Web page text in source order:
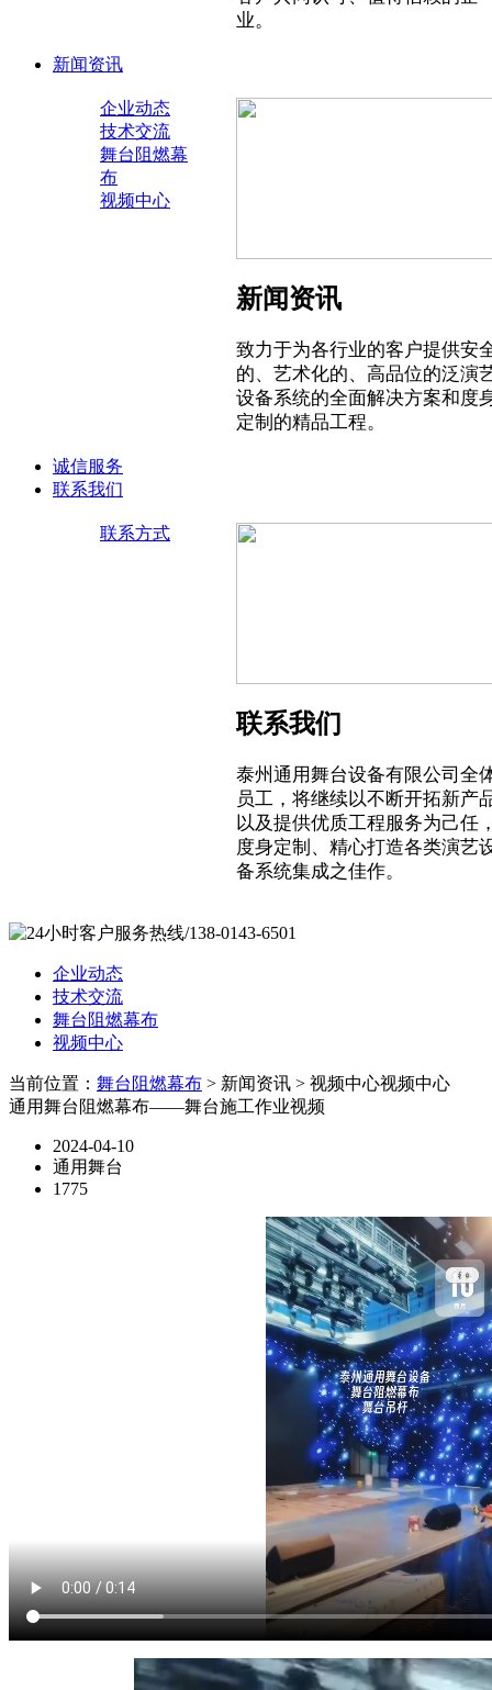
业。
新闻资讯
企业动态
技术交流
舞台阻燃幕
布
视频中心
新闻资讯
致力于为各行业的客户提供安
的、艺术化的、高品位的泛演
设备系统的全面解决方案和度
定制的精品工程。
诚信服务
联系我们
联系方式
联系我们
泰州通用舞台设备有限公司全
员工，将继续以不断开拓新产
以及提供优质工程服务为己任
度身定制、精心打造各类演艺
备系统集成之佳作。
企业动态
技术交流
舞台阻燃幕布
视频中心
当前位置： 舞台阻燃幕布 > 新闻资讯 > 视频中心视频中心
通用舞台阻燃幕布——舞台施工作业视频
2024-04-10
通用舞台
1775